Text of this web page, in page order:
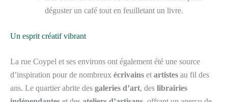
déguster un café tout en feuilletant un livre.
Un esprit créatif vibrant
La rue Coypel et ses environs ont également été une source
d’inspiration pour de nombreux écrivains et artistes au fil des
ans. Le quartier abrite des galeries d’art, des librairies